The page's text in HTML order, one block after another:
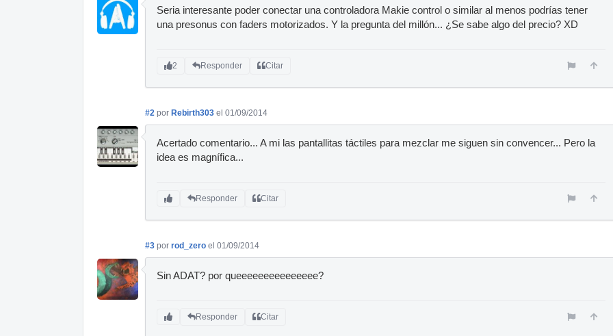
Seria interesante poder conectar una controladora Makie control o similar al menos podrías tener
una presonus con faders motorizados. Y la pregunta del millón... ¿Se sabe algo del precio? XD
2 Responder Citar
#2 por Rebirth303 el 01/09/2014
Acertado comentario... A mi las pantallitas táctiles para mezclar me siguen sin convencer... Pero la
idea es magnífica...
Responder Citar
#3 por rod_zero el 01/09/2014
Sin ADAT? por queeeeeeeeeeeeeee?
Responder Citar